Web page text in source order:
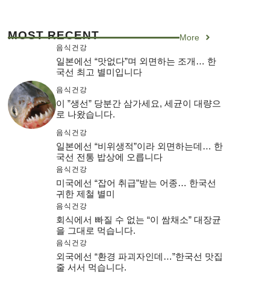
MOST RECENT More
음식건강
일본에선 “맛없다”며 외면하는 조개… 한
국선 최고 별미입니다
음식건강
이 ”생선” 당분간 삼가세요, 세균이 대량으
로 나왔습니다.
음식건강
일본에선 “비위생적”이라 외면하는데… 한
국선 전통 밥상에 오릅니다
음식건강
미국에선 “잡어 취급”받는 어종… 한국선
귀한 제철 별미
음식건강
회식에서 빠질 수 없는 “이 쌈채소” 대장균
을 그대로 먹습니다.
음식건강
외국에선 “환경 파괴자인데…”한국선 맛집
줄 서서 먹습니다.